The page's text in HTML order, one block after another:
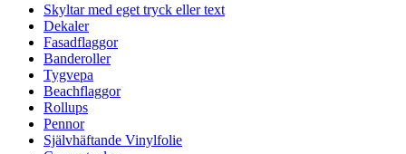
Skyltar med eget tryck eller text
Dekaler
Fasadflaggor
Banderoller
Tygvepa
Beachflaggor
Rollups
Pennor
Självhäftande Vinylfolie